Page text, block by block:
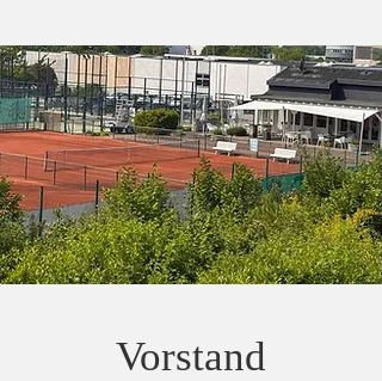
Vorstand